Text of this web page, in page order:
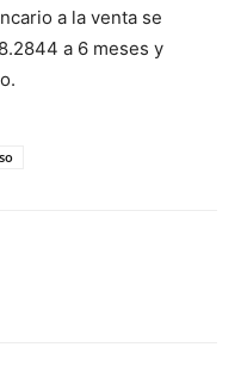
a la venta se
a 6 meses y